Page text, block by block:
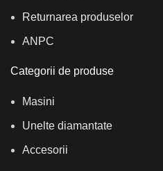
Returnarea produselor
ANPC
Categorii de produse
Masini
Unelte diamantate
Accesorii